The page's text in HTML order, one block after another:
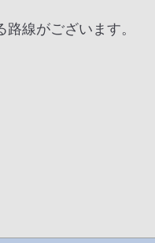
線がございます。